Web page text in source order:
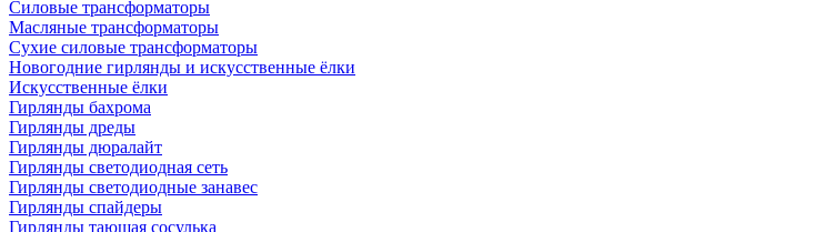
Силовые трансформаторы
Масляные трансформаторы
Сухие силовые трансформаторы
Новогодние гирлянды и искусственные ёлки
Искусственные ёлки
Гирлянды бахрома
Гирлянды дреды
Гирлянды дюралайт
Гирлянды светодиодная сеть
Гирлянды светодиодные занавес
Гирлянды спайдеры
Гирлянды тающая сосулька